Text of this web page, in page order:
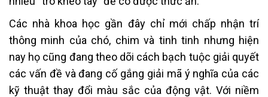
Các nhà khoa học gần đây chỉ mới chấp nhận trí
thông minh của chó, chim và tinh tinh nhưng hiện
nay họ cũng đang theo dõi cách bạch tuộc giải quyết
các vấn đề và đang cố gắng giải mã ý nghĩa của các
kỹ thuật thay đổi màu sắc của động vật. Với niềm